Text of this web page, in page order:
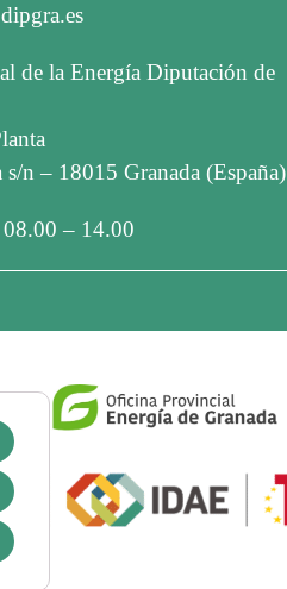
de la Energía Diputación de
n – 18015 Granada (España)
08.00 – 14.00